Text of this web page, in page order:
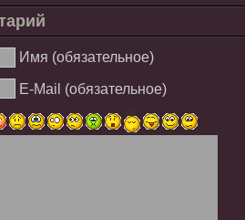
Имя (обязательное)
E-Mail (обязательное)